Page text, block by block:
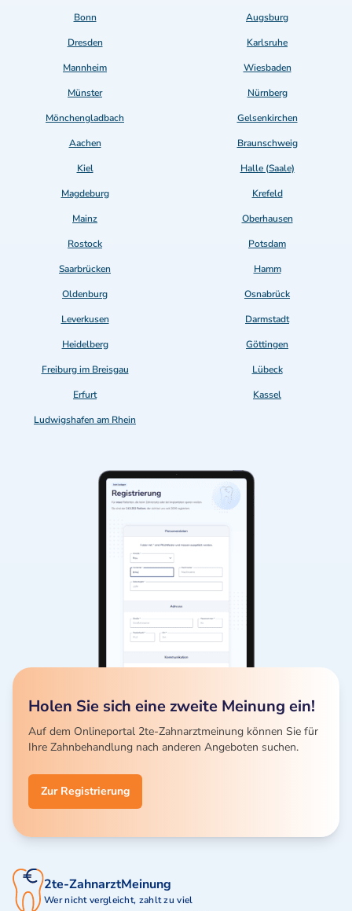
Bonn
Augsburg
Dresden
Karlsruhe
Mannheim
Wiesbaden
Münster
Nürnberg
Mönchengladbach
Gelsenkirchen
Aachen
Braunschweig
Kiel
Halle (Saale)
Magdeburg
Krefeld
Mainz
Oberhausen
Rostock
Potsdam
Saarbrücken
Hamm
Oldenburg
Osnabrück
Leverkusen
Darmstadt
Heidelberg
Göttingen
Freiburg im Breisgau
Lübeck
Erfurt
Kassel
Ludwigshafen am Rhein
Holen Sie sich eine zweite Meinung ein!
Auf dem Onlineportal 2te-Zahnarztmeinung können Sie für
Ihre Zahnbehandlung nach anderen Angeboten suchen.
Zur Registrierung
2te-ZahnarztMeinung
Wer nicht vergleicht, zahlt zu viel